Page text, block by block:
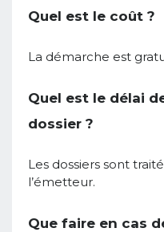
Quel est le coût ?
La démarche est
Quel est le délai
dossier ?
Les dossiers sont
l’émetteur.
Que faire en cas